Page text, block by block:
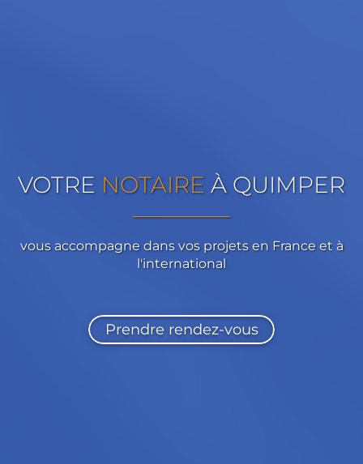
VOTRE NOTAIRE À QUIMPER
vous accompagne dans vos projets en France et à
l'international
Prendre rendez-vous